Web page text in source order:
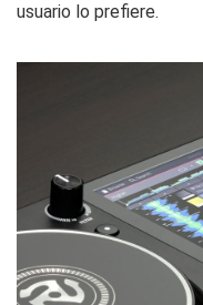
usuario lo prefiere.